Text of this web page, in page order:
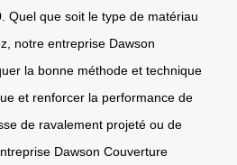
Quel que soit le type de matériau
notre entreprise Dawson
la bonne méthode et technique
et renforcer la performance de
de ravalement projeté ou de
Dawson Couverture